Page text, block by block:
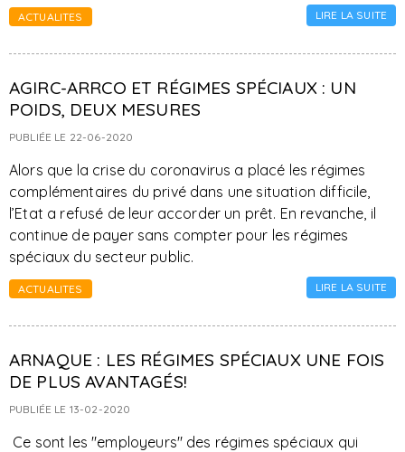
ACTUALITES LIRE LA SUITE
AGIRC-ARRCO ET RÉGIMES SPÉCIAUX : UN
POIDS, DEUX MESURES
PUBLIÉE LE 22-06-2020
Alors que la crise du coronavirus a placé les régimes
complémentaires du privé dans une situation difficile,
l’Etat a refusé de leur accorder un prêt. En revanche, il
continue de payer sans compter pour les régimes
spéciaux du secteur public.
ACTUALITES LIRE LA SUITE
ARNAQUE : LES RÉGIMES SPÉCIAUX UNE FOIS
DE PLUS AVANTAGÉS!
PUBLIÉE LE 13-02-2020
Ce sont les "employeurs" des régimes spéciaux qui